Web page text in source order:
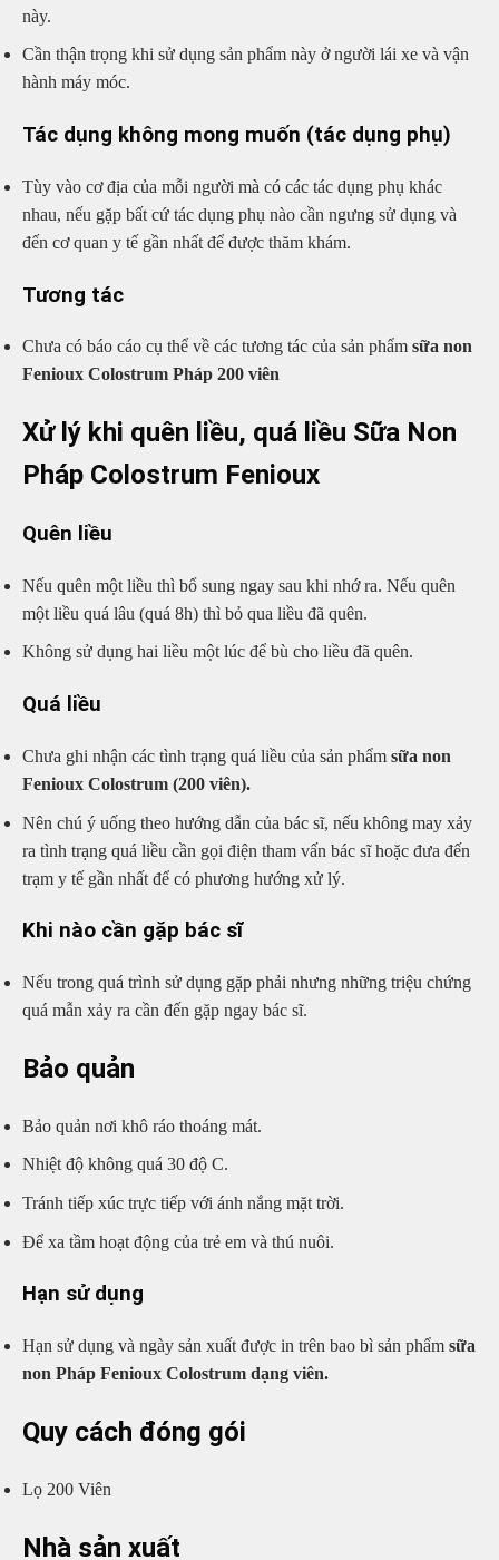
này.
Cần thận trọng khi sử dụng sản phẩm này ở người lái xe và vận
hành máy móc.
Tác dụng không mong muốn (tác dụng phụ)
Tùy vào cơ địa của mỗi người mà có các tác dụng phụ khác
nhau, nếu gặp bất cứ tác dụng phụ nào cần ngưng sử dụng và
đến cơ quan y tế gần nhất để được thăm khám.
Tương tác
Chưa có báo cáo cụ thể về các tương tác của sản phẩm sữa non
Fenioux Colostrum Pháp 200 viên
Xử lý khi quên liều, quá liều Sữa Non
Pháp Colostrum Fenioux
Quên liều
Nếu quên một liều thì bổ sung ngay sau khi nhớ ra. Nếu quên
một liều quá lâu (quá 8h) thì bỏ qua liều đã quên.
Không sử dụng hai liều một lúc để bù cho liều đã quên.
Quá liều
Chưa ghi nhận các tình trạng quá liều của sản phẩm sữa non
Fenioux Colostrum (200 viên).
Nên chú ý uống theo hướng dẫn của bác sĩ, nếu không may xảy
ra tình trạng quá liều cần gọi điện tham vấn bác sĩ hoặc đưa đến
trạm y tế gần nhất để có phương hướng xử lý.
Khi nào cần gặp bác sĩ
Nếu trong quá trình sử dụng gặp phải nhưng những triệu chứng
quá mẫn xảy ra cần đến gặp ngay bác sĩ.
Bảo quản
Bảo quản nơi khô ráo thoáng mát.
Nhiệt độ không quá 30 độ C.
Tránh tiếp xúc trực tiếp với ánh nắng mặt trời.
Để xa tầm hoạt động của trẻ em và thú nuôi.
Hạn sử dụng
Hạn sử dụng và ngày sản xuất được in trên bao bì sản phẩm sữa
non Pháp Fenioux Colostrum dạng viên.
Quy cách đóng gói
Lọ 200 Viên
Nhà sản xuất